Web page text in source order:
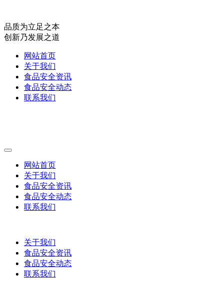
品质为立足之本
创新乃发展之道
网站首页
关于我们
食品安全资讯
食品安全动态
联系我们
网站首页
关于我们
食品安全资讯
食品安全动态
联系我们
关于我们
食品安全资讯
食品安全动态
联系我们